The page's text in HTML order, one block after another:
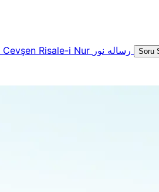
Cevşen Risale-i Nur Soru